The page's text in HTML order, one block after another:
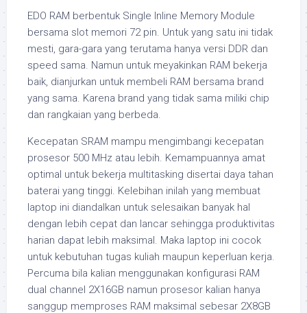
EDO RAM berbentuk Single Inline Memory Module
bersama slot memori 72 pin. Untuk yang satu ini tidak
mesti, gara-gara yang terutama hanya versi DDR dan
speed sama. Namun untuk meyakinkan RAM bekerja
baik, dianjurkan untuk membeli RAM bersama brand
yang sama. Karena brand yang tidak sama miliki chip
dan rangkaian yang berbeda.
Kecepatan SRAM mampu mengimbangi kecepatan
prosesor 500 MHz atau lebih. Kemampuannya amat
optimal untuk bekerja multitasking disertai daya tahan
baterai yang tinggi. Kelebihan inilah yang membuat
laptop ini diandalkan untuk selesaikan banyak hal
dengan lebih cepat dan lancar sehingga produktivitas
harian dapat lebih maksimal. Maka laptop ini cocok
untuk kebutuhan tugas kuliah maupun keperluan kerja.
Percuma bila kalian menggunakan konfigurasi RAM
dual channel 2X16GB namun prosesor kalian hanya
sanggup memproses RAM maksimal sebesar 2X8GB